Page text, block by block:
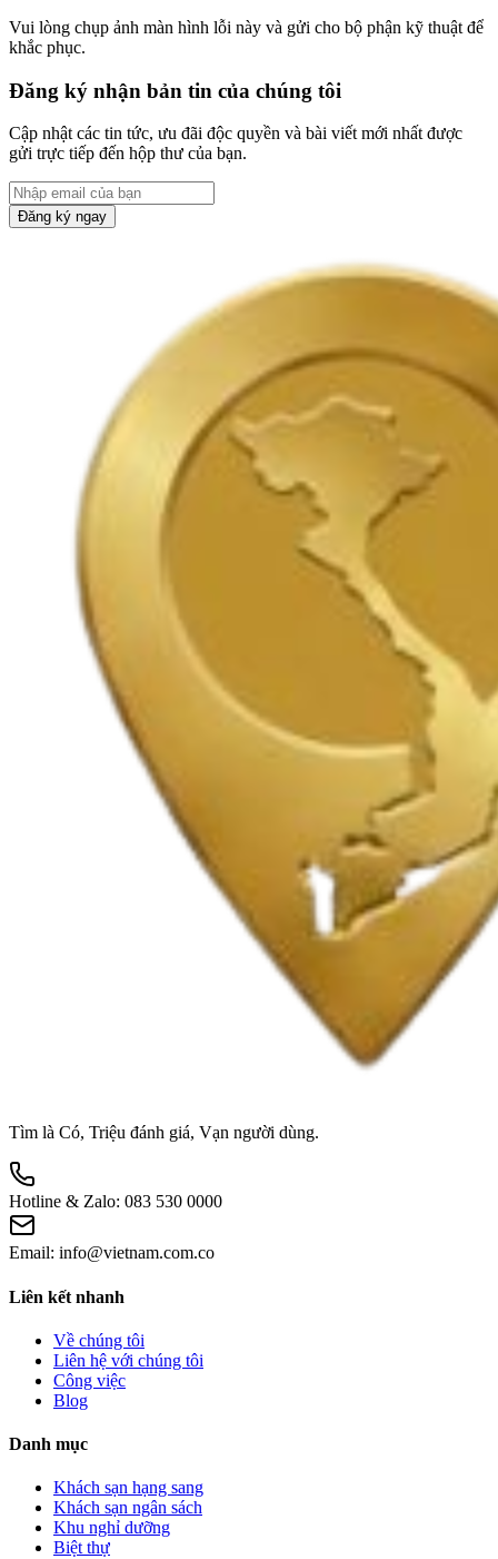
Vui lòng chụp ảnh màn hình lỗi này và gửi cho bộ phận kỹ thuật để
khắc phục.
Đăng ký nhận bản tin của chúng tôi
Cập nhật các tin tức, ưu đãi độc quyền và bài viết mới nhất được
gửi trực tiếp đến hộp thư của bạn.
Đăng ký ngay
Tìm là Có, Triệu đánh giá, Vạn người dùng.
Hotline & Zalo: 083 530 0000
Email: info@vietnam.com.co
Liên kết nhanh
Về chúng tôi
Liên hệ với chúng tôi
Công việc
Blog
Danh mục
Khách sạn hạng sang
Khách sạn ngân sách
Khu nghỉ dưỡng
Biệt thự